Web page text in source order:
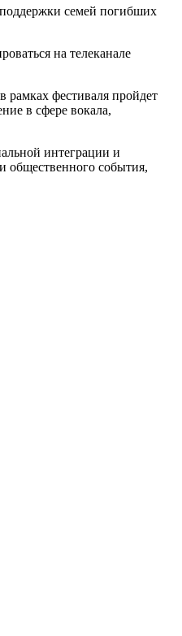
семей погибших
на телеканале
фестиваля пройдет
в сфере вокала,
интеграции и
общественного события,